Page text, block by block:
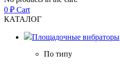
0 ₽ Cart
КАТАЛОГ
Площадочные вибраторы
По типу